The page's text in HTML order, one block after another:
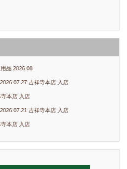
品 2026.08
吉祥寺本店 入店
本店 入店
吉祥寺本店 入店
本店 入店